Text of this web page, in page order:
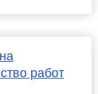
работ